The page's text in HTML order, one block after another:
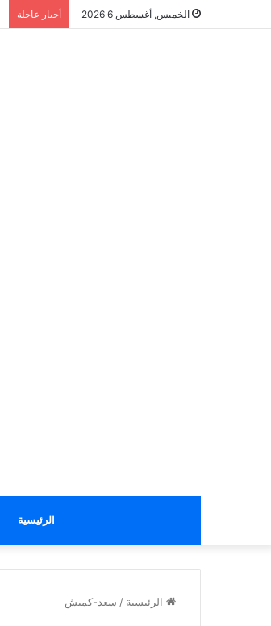
الخميس, أغسطس 6 2026 أخبار عاجلة
الرئيسية
الرئيسية / سعد-كمبش